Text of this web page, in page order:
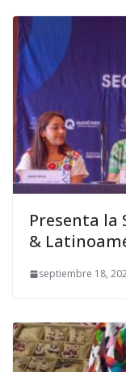
Presenta la
&
septiembre 18,